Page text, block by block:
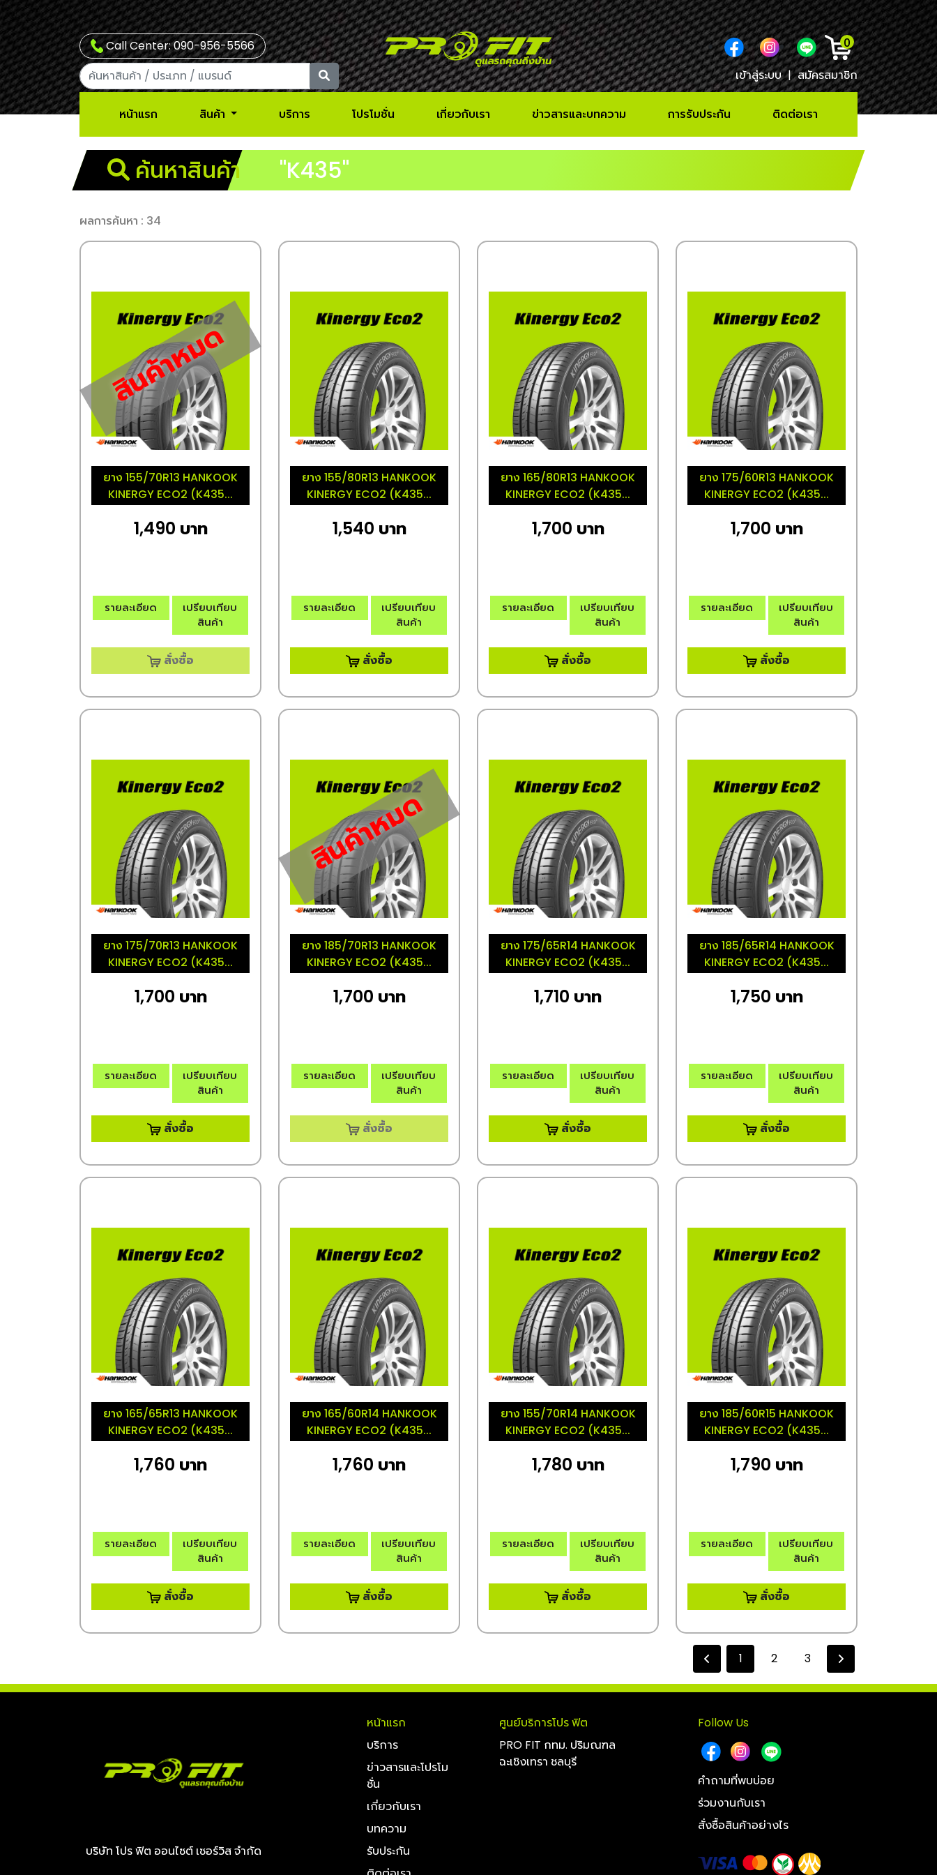
Call Center: 090-956-5566
0
เข้าสู่ระบบ | สมัครสมาชิก
หน้าแรก สินค้า บริการ โปรโมชั่น เกี่ยวกับเรา ข่าวสารและบทความ การรับประกัน ติดต่อเรา
ค้นหาสินค้า "K435"
ผลการค้นหา : 34
สินค้าหมด
ยาง 155/70R13 HANKOOK
KINERGY ECO2 (K435...
1,490 บาท
รายละเอียด
เปรียบเทียบ
สินค้า
สั่งซื้อ
ยาง 155/80R13 HANKOOK
KINERGY ECO2 (K435...
1,540 บาท
รายละเอียด
เปรียบเทียบ
สินค้า
สั่งซื้อ
ยาง 165/80R13 HANKOOK
KINERGY ECO2 (K435...
1,700 บาท
รายละเอียด
เปรียบเทียบ
สินค้า
สั่งซื้อ
ยาง 175/60R13 HANKOOK
KINERGY ECO2 (K435...
1,700 บาท
รายละเอียด
เปรียบเทียบ
สินค้า
สั่งซื้อ
ยาง 175/70R13 HANKOOK
KINERGY ECO2 (K435...
1,700 บาท
รายละเอียด
เปรียบเทียบ
สินค้า
สั่งซื้อ
สินค้าหมด
ยาง 185/70R13 HANKOOK
KINERGY ECO2 (K435...
1,700 บาท
รายละเอียด
เปรียบเทียบ
สินค้า
สั่งซื้อ
ยาง 175/65R14 HANKOOK
KINERGY ECO2 (K435...
1,710 บาท
รายละเอียด
เปรียบเทียบ
สินค้า
สั่งซื้อ
ยาง 185/65R14 HANKOOK
KINERGY ECO2 (K435...
1,750 บาท
รายละเอียด
เปรียบเทียบ
สินค้า
สั่งซื้อ
ยาง 165/65R13 HANKOOK
KINERGY ECO2 (K435...
1,760 บาท
รายละเอียด
เปรียบเทียบ
สินค้า
สั่งซื้อ
ยาง 165/60R14 HANKOOK
KINERGY ECO2 (K435...
1,760 บาท
รายละเอียด
เปรียบเทียบ
สินค้า
สั่งซื้อ
ยาง 155/70R14 HANKOOK
KINERGY ECO2 (K435...
1,780 บาท
รายละเอียด
เปรียบเทียบ
สินค้า
สั่งซื้อ
ยาง 185/60R15 HANKOOK
KINERGY ECO2 (K435...
1,790 บาท
รายละเอียด
เปรียบเทียบ
สินค้า
สั่งซื้อ
1 2 3
บริษัท โปร ฟิต ออนไซต์ เซอร์วิส จำกัด
หน้าแรก
บริการ
ข่าวสารและโปรโม
ชั่น
เกี่ยวกับเรา
บทความ
รับประกัน
ศูนย์บริการโปร ฟิต
PRO FIT กทม. ปริมณฑล
ฉะเชิงเทรา ชลบุรี
Follow Us
คำถามที่พบบ่อย
ร่วมงานกับเรา
สั่งซื้อสินค้าอย่างไร